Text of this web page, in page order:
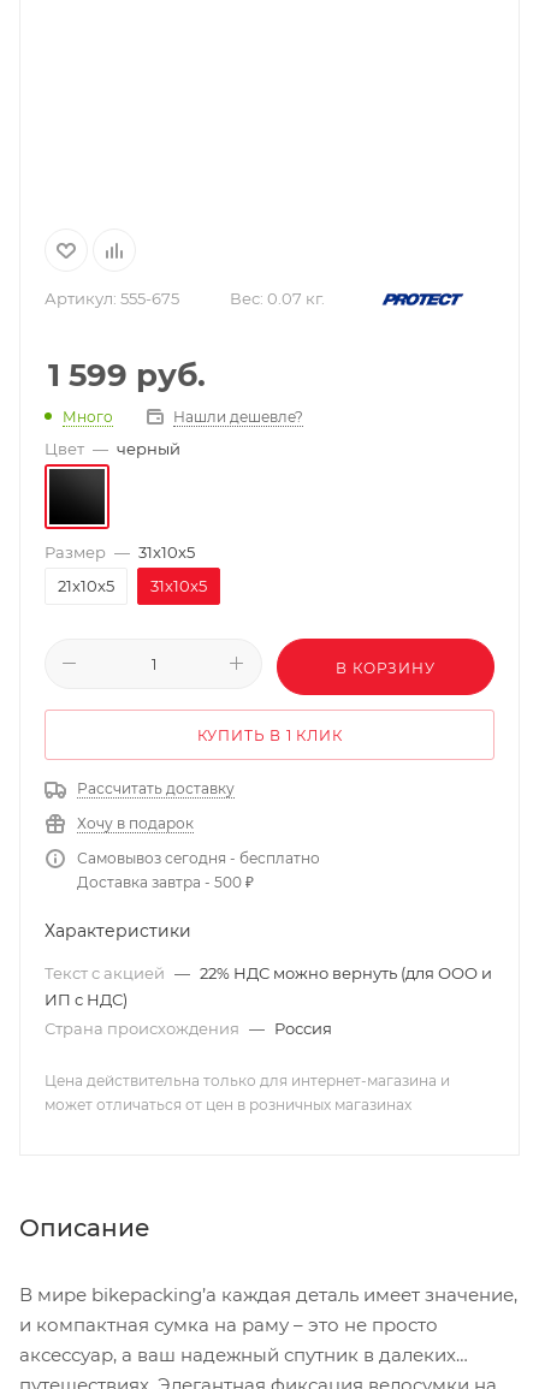
Артикул: 555-675 Вес: 0.07 кг.
1 599 руб.
Много Нашли дешевле?
Цвет — черный
Размер — 31x10x5
21x10x5
31x10x5
В КОРЗИНУ
КУПИТЬ В 1 КЛИК
Рассчитать доставку
Хочу в подарок
Самовывоз сегодня - бесплатно
Доставка завтра - 500 ₽
Характеристики
Текст с акцией — 22% НДС можно вернуть (для ООО и
ИП с НДС)
Страна происхождения — Россия
Цена действительна только для интернет-магазина и
может отличаться от цен в розничных магазинах
Описание
В мире bikepacking’а каждая деталь имеет значение,
и компактная сумка на раму – это не просто
аксессуар, а ваш надежный спутник в далеких
путешествиях. Элегантная фиксация велосумки на